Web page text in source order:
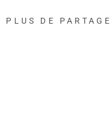
PLUS DE PARTAGE